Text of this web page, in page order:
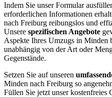
Indem Sie unser Formular
erforderlichen Informationen
nach Freiburg reibungslos und
Unsere spezifischen Angebote
Aspekte Ihres Umzugs in Minden
unabhängig von der Art oder
Gegenstände.
Setzen Sie auf unseren
Minden nach Freiburg so
Füllen Sie jetzt unser kostenfreies